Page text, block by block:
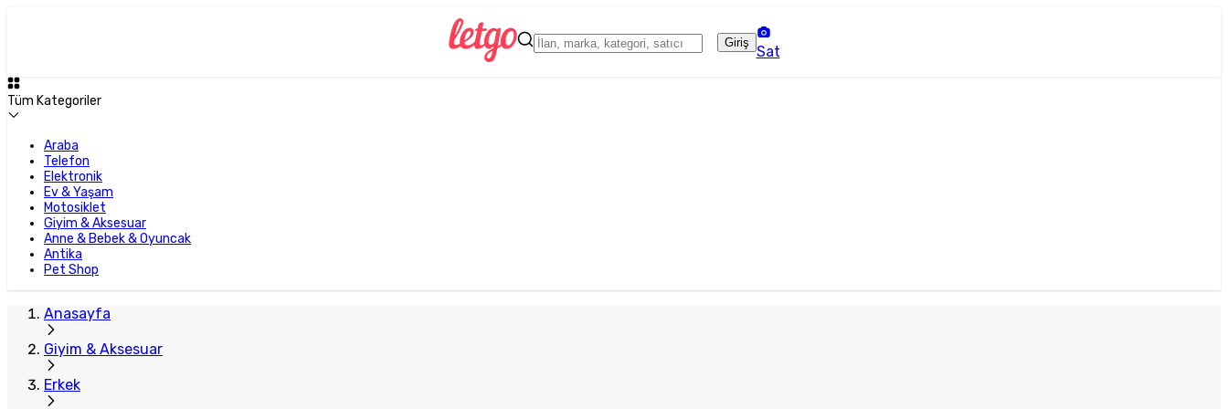
Giriş
Sat
Tüm Kategoriler
Araba
Telefon
Elektronik
Ev & Yaşam
Motosiklet
Giyim & Aksesuar
Anne & Bebek & Oyuncak
Antika
Pet Shop
Anasayfa
Giyim & Aksesuar
Erkek